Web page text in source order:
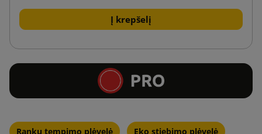
Į krepšelį
Rankų tempimo plėvelė Eko stiebimo plėvelė